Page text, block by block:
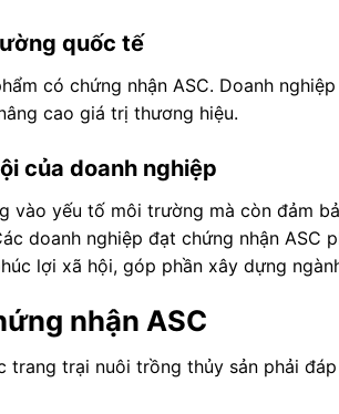
quốc tế
có chứng nhận ASC. Doanh
cao giá trị thương hiệu.
của doanh nghiệp
vào yếu tố môi trường mà còn đảm
doanh nghiệp đạt chứng nhận ASC
lợi xã hội, góp phần xây dựng
nhận ASC
trang trại nuôi trồng thủy sản phải